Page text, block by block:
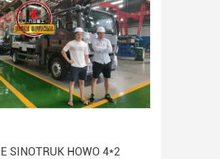
SINOTRUK HOWO 4*2